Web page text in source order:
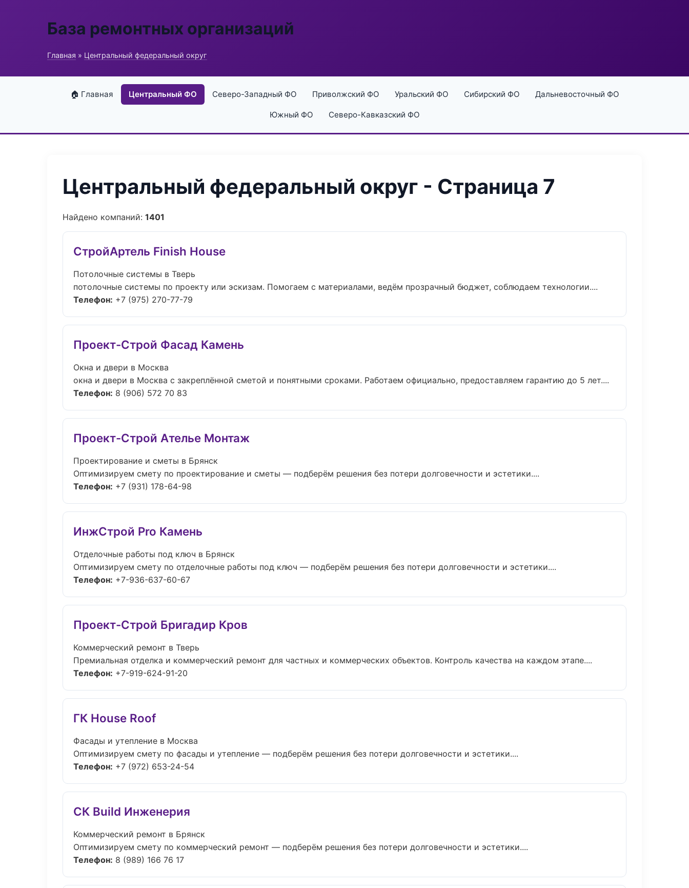
База ремонтных организаций
Главная » Центральный федеральный округ
🏠 Главная Центральный ФО Северо-Западный ФО Приволжский ФО Уральский ФО Сибирский ФО Дальневосточный ФО
Южный ФО Северо-Кавказский ФО
Центральный федеральный округ - Страница 7
Найдено компаний: 1401
СтройАртель Finish House
Потолочные системы в Тверь
потолочные системы по проекту или эскизам. Помогаем с материалами, ведём прозрачный бюджет, соблюдаем технологии....
Телефон: +7 (975) 270-77-79
Проект-Строй Фасад Камень
Окна и двери в Москва
окна и двери в Москва с закреплённой сметой и понятными сроками. Работаем официально, предоставляем гарантию до 5 лет....
Телефон: 8 (906) 572 70 83
Проект-Строй Ателье Монтаж
Проектирование и сметы в Брянск
Оптимизируем смету по проектирование и сметы — подберём решения без потери долговечности и эстетики....
Телефон: +7 (931) 178-64-98
ИнжСтрой Pro Камень
Отделочные работы под ключ в Брянск
Оптимизируем смету по отделочные работы под ключ — подберём решения без потери долговечности и эстетики....
Телефон: +7-936-637-60-67
Проект-Строй Бригадир Кров
Коммерческий ремонт в Тверь
Премиальная отделка и коммерческий ремонт для частных и коммерческих объектов. Контроль качества на каждом этапе....
Телефон: +7-919-624-91-20
ГК House Roof
Фасады и утепление в Москва
Оптимизируем смету по фасады и утепление — подберём решения без потери долговечности и эстетики....
Телефон: +7 (972) 653-24-54
СК Build Инженерия
Коммерческий ремонт в Брянск
Оптимизируем смету по коммерческий ремонт — подберём решения без потери долговечности и эстетики....
Телефон: 8 (989) 166 76 17